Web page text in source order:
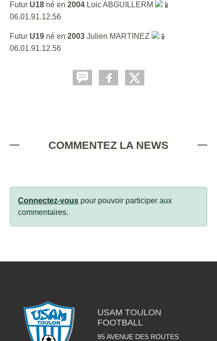
Futur U18 né en 2004 Loic ABGUILLERM
06.01.91.12.56
Futur U19 né en 2003 Julien MARTINEZ
06.01.91.12.56
COMMENTEZ LA NEWS
Connectez-vous pour pouvoir participer aux
commentaires.
USAM TOULON
FOOTBALL
95 AVENUE DES ROUTES